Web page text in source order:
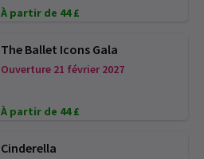
À partir de 44 £
The Ballet Icons Gala
Ouverture 21 février 2027
À partir de 44 £
Cinderella